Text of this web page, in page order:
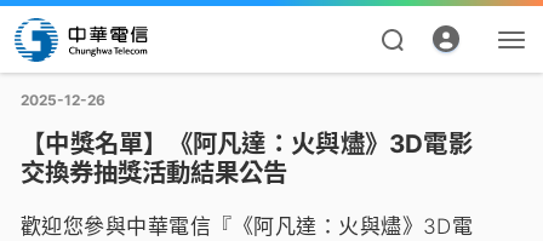
2025-12-26
【中獎名單】《阿凡達：火與燼》3D電影
交換券抽獎活動結果公告
歡迎您參與中華電信『《阿凡達：火與燼》3D電